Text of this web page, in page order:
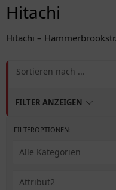
Hitachi
Hitachi –
FILTER ANZEIGEN
Sortieren nach ...
FILTEROPTIONEN:
Alle Kategorien
Attribut2